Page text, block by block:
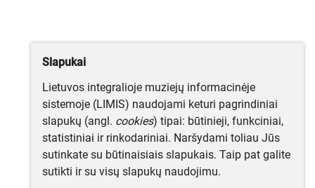
Slapukai
Lietuvos integralioje muziejų informacinėje
sistemoje (LIMIS) naudojami keturi pagrindiniai
slapukų (angl. cookies) tipai: būtinieji, funkciniai,
statistiniai ir rinkodariniai. Naršydami toliau Jūs
sutinkate su būtinaisiais slapukais. Taip pat galite
sutikti ir su visų slapukų naudojimu.